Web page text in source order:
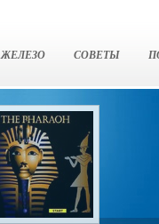
ЖЕЛЕЗО СОВЕТЫ